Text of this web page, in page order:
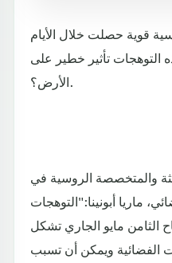
قوية حصلت خلال الأيام
التوهجات تأثير خطير على
الأرض؟.
والمتخصصة الروسية في
ماريا أبونينا:"التوهجات
مايو الجاري تشكل
الفضائية ويمكن أن تسبب